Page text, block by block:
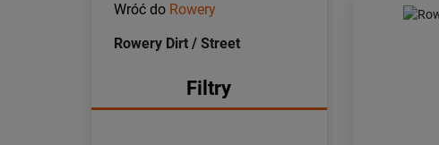
Wróć do Rowery
Rowery Dirt / Street
Filtry